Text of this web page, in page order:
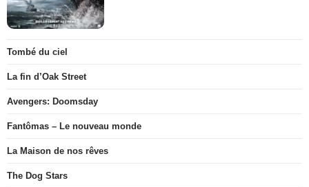
Tombé du ciel
La fin d’Oak Street
Avengers: Doomsday
Fantômas – Le nouveau monde
La Maison de nos rêves
The Dog Stars